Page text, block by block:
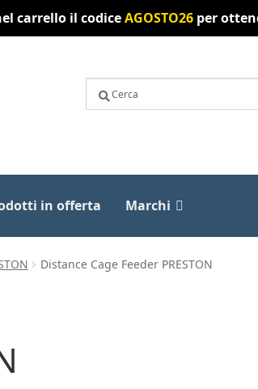
carrello il codiceAGOSTO26per
in offerta Marchi
Distance Cage Feeder PRESTON